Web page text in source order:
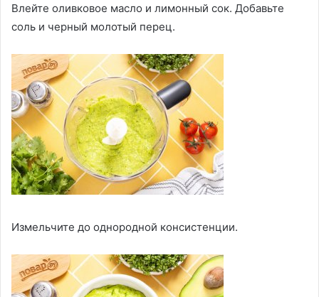
Влейте оливковое масло и лимонный сок. Добавьте
соль и черный молотый перец.
Измельчите до однородной консистенции.